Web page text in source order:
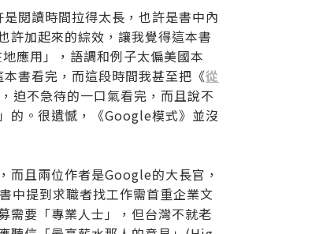
閱讀時間拉得太長，也許是書中內
許加起來的綜效，讓我覺得這本書
應用」，語調和例子太偏美國本
書看完，而這段時間我甚至把《從
迫不急待的一口氣看完，而且說不
的。很遺憾，《Google模式》並沒
而且兩位作者是Google的大長官，
中提到求職者找工作需首重企業文
需要「專業人士」，但台灣不就老